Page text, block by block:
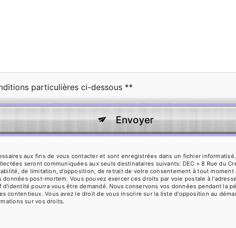
particulières ci-dessous **
Envoyer
aux fins de vous contacter et sont enregistrées dans un fichier
seront communiquées aux seuls destinataires suivants: DEC + 8 Rue du
de limitation, d’opposition, de retrait de votre consentement à tout
post-mortem. Vous pouvez exercer ces droits par voie postale à
pourra vous être demandé. Nous conservons vos données pendant la
contentieux. Vous avez le droit de vous inscrire sur la liste d'opposition au
sur vos droits.